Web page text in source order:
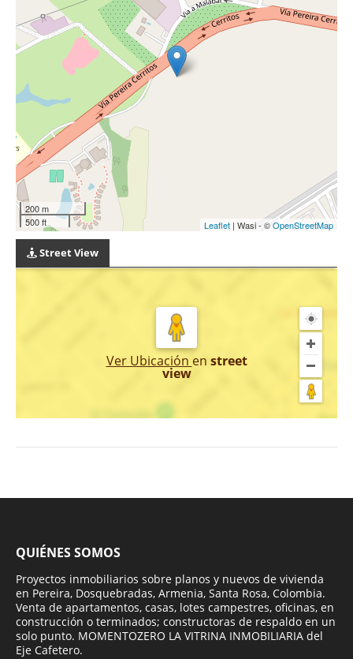
200 m
500 ft
Leaflet | Wasi - ©OpenStreetMap
Street View
Ver Ubicación en street
view
QUIÉNES SOMOS
Proyectos inmobiliarios sobre planos y nuevos de vivienda
en Pereira, Dosquebradas, Armenia, Santa Rosa, Colombia.
Venta de apartamentos, casas, lotes campestres, oficinas, en
construcción o terminados; constructoras de respaldo en un
solo punto. MOMENTOZERO LA VITRINA INMOBILIARIA del
Eje Cafetero.